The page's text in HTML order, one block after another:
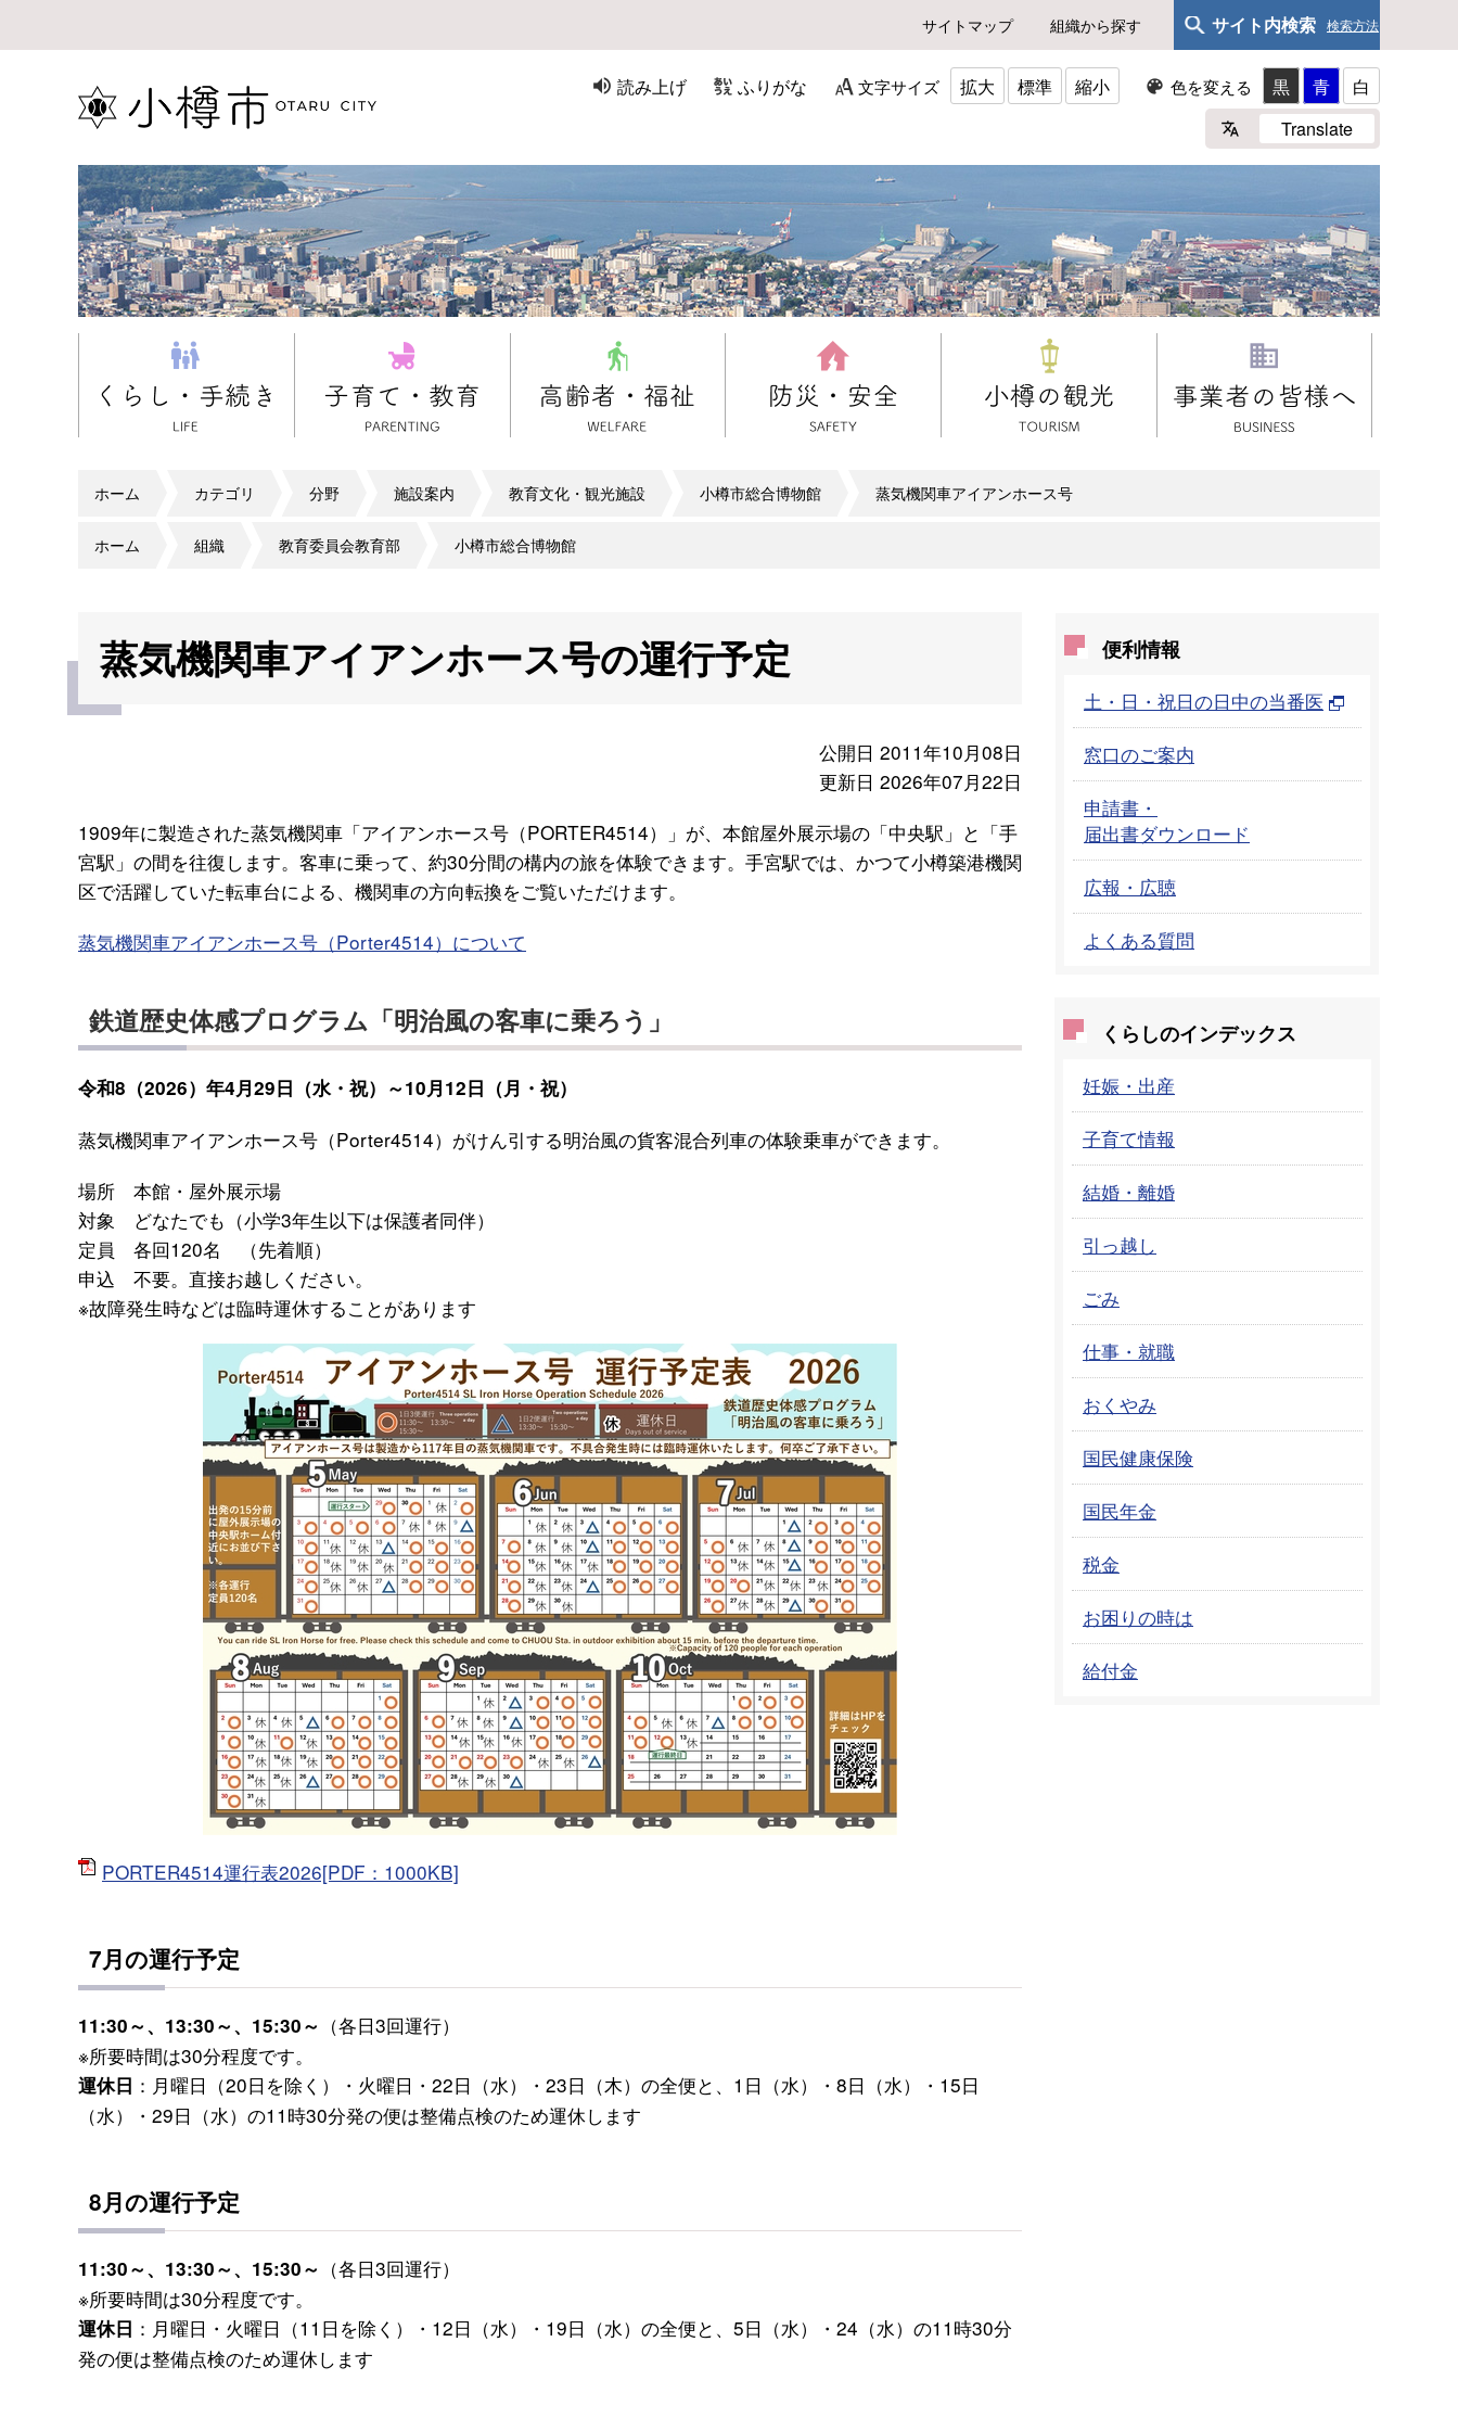
サイトマップ 組織から探す サイト内検索 検索方法
読み上げ ふりがな 文字サイズ 拡大 標準 縮小 色を変える 黒 青
白
Translate
ホーム カテゴリ 分野 施設案内 教育文化・観光施設 小樽市総合博物館 蒸気機関車アイアンホース号
ホーム 組織 教育委員会教育部 小樽市総合博物館
蒸気機関車アイアンホース号の運行予定
公開日 2011年10月08日
更新日 2026年07月22日
1909年に製造された蒸気機関車「アイアンホース号（PORTER4514）」が、本館屋外展示場の「中央駅」と「手
宮駅」の間を往復します。客車に乗って、約30分間の構内の旅を体験できます。手宮駅では、かつて小樽築港機関
区で活躍していた転車台による、機関車の方向転換をご覧いただけます。
蒸気機関車アイアンホース号（Porter4514）について
鉄道歴史体感プログラム「明治風の客車に乗ろう」
令和8（2026）年4月29日（水・祝）～10月12日（月・祝）
蒸気機関車アイアンホース号（Porter4514）がけん引する明治風の貨客混合列車の体験乗車ができます。
場所 本館・屋外展示場
対象 どなたでも（小学3年生以下は保護者同伴）
定員 各回120名 （先着順）
申込 不要。直接お越しください。
※故障発生時などは臨時運休することがあります
PORTER4514運行表2026[PDF：1000KB]
7月の運行予定
11:30～、13:30～、15:30～ （各日3回運行）
※所要時間は30分程度です。
運休日 ：月曜日（20日を除く）・火曜日・22日（水）・23日（木）の全便と、1日（水）・8日（水）・15日
（水）・29日（水）の11時30分発の便は整備点検のため運休します
8月の運行予定
11:30～、13:30～、15:30～ （各日3回運行）
※所要時間は30分程度です。
運休日 ：月曜日・火曜日（11日を除く）・12日（水）・19日（水）の全便と、5日（水）・24（水）の11時30分
発の便は整備点検のため運休します
便利情報
土・日・祝日の日中の当番医
窓口のご案内
申請書・
届出書ダウンロード
広報・広聴
よくある質問
くらしのインデックス
妊娠・出産
子育て情報
結婚・離婚
引っ越し
ごみ
仕事・就職
おくやみ
国民健康保険
国民年金
税金
お困りの時は
給付金